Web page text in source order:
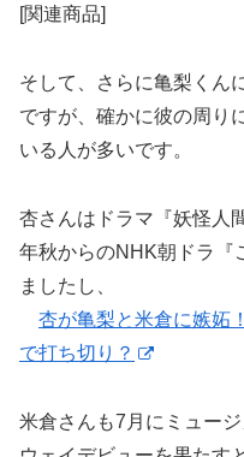
[関連商品]
そして、さらに亀梨くん
ですが、確かに彼の周り
いる人が多いです。
杏さんはドラマ『妖怪人
年秋からのNHK朝ドラ『
ましたし、
杏が亀梨と米倉に嫉妬
で打ち切り？
米倉さんも7月にミュー